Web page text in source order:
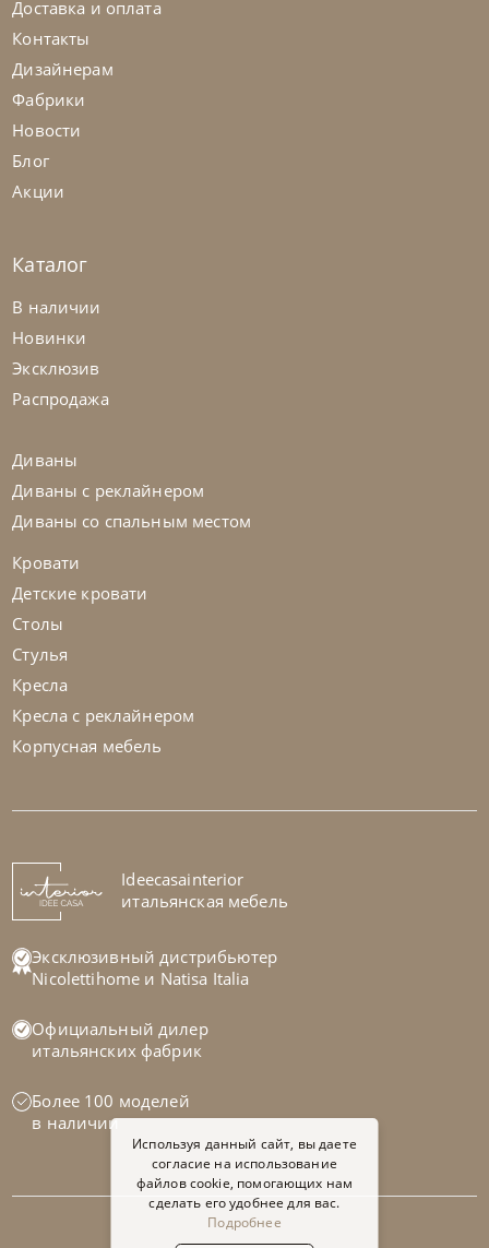
Nicoline
Диван Aura
Диван Aurora
На заказ 45-90 дн
Доставка и оплата
Контакты
Дизайнерам
Фабрики
Новости
Блог
Акции
Каталог
В наличии
Новинки
Эксклюзив
Распродажа
Диваны
Диваны с реклайнером
Диваны со спальным местом
Кровати
Детские кровати
Столы
Стулья
Кресла
Кресла с реклайнером
Корпусная мебель
Ideecasainterior
итальянская мебель
Эксклюзивный дистрибьютер
Nicolettihome и Natisa Italia
Официальный дилер
итальянских фабрик
Более 100 моделей
в наличии
Используя данный сайт, вы даете
согласие на использование
файлов cookie, помогающих нам
сделать его удобнее для вас.
Подробнее